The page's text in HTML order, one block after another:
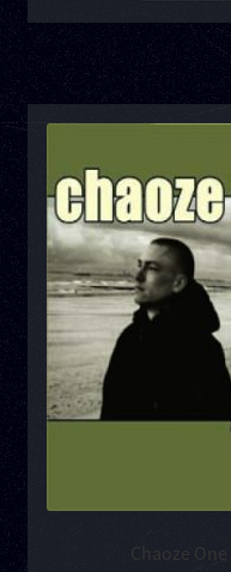
Chaoze